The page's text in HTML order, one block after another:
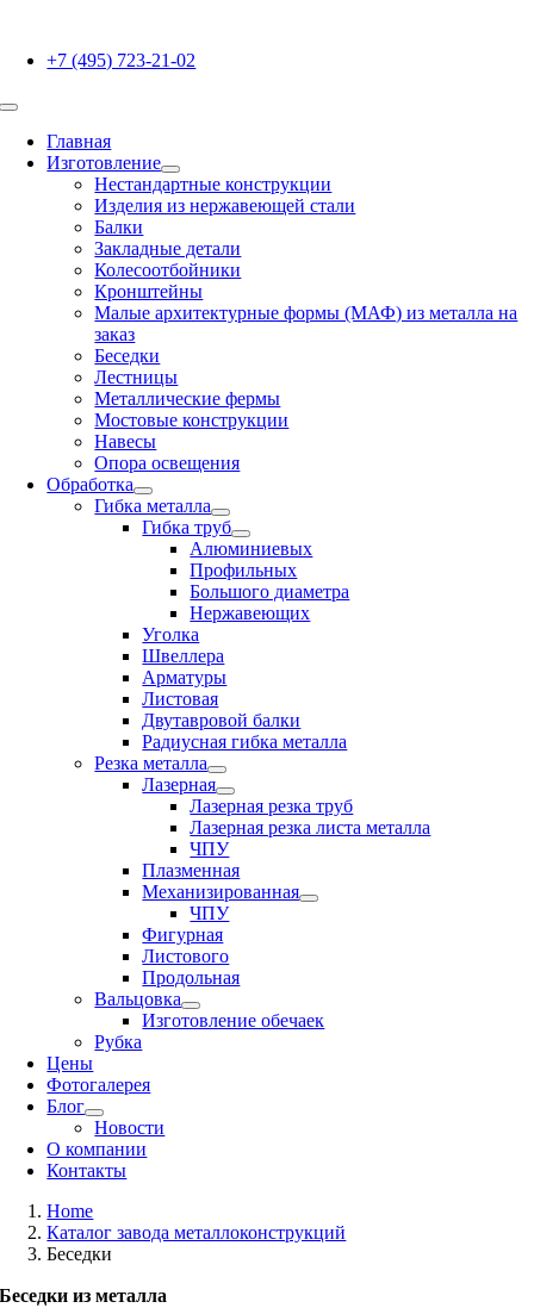
content+7 (495) 723-21-02
Toggle
NavigationГлавная
Изготовление
Нестандартные конструкции
Изделия из нержавеющей стали
Балки
Закладные детали
Колесоотбойники
Кронштейны
Малые архитектурные формы (МАФ) из металла на
заказ
Беседки
Лестницы
Металлические фермы
Мостовые конструкции
Навесы
Опора освещения
Обработка
Гибка металла
Гибка труб
Алюминиевых
Профильных
Большого диаметра
Нержавеющих
Уголка
Швеллера
Арматуры
Листовая
Двутавровой балки
Радиусная гибка металла
Резка металла
Лазерная
Лазерная резка труб
Лазерная резка листа металла
ЧПУ
Плазменная
Механизированная
ЧПУ
Фигурная
Листового
Продольная
Вальцовка
Изготовление обечаек
Рубка
Цены
Фотогалерея
Блог
Новости
О компании
Контакты
Home
Каталог завода металлоконструкций
Беседки
Беседки из металла